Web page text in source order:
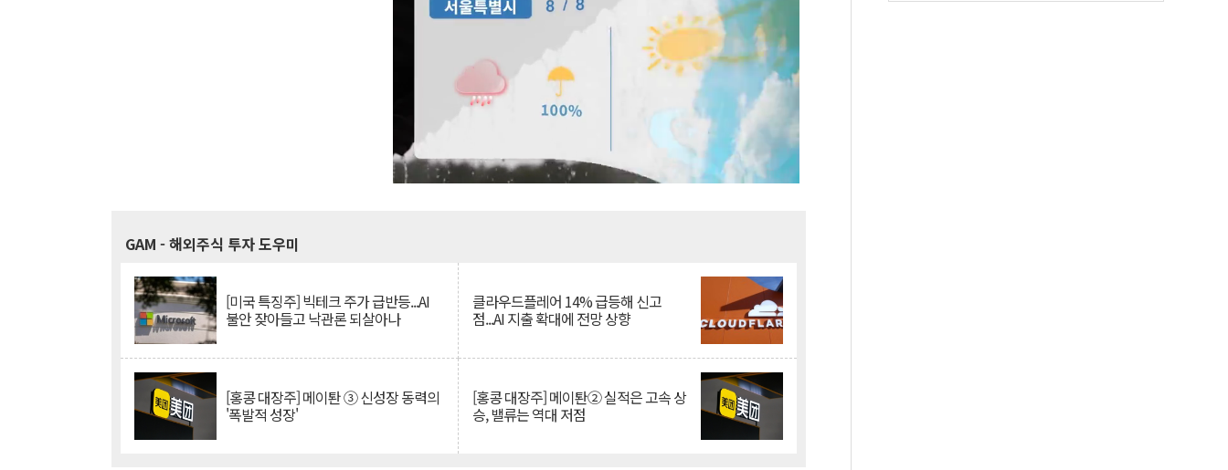
GAM - 해외주식 투자 도우미
[미국 특징주] 빅테크 주가 급반등...AI
불안 잦아들고 낙관론 되살아나
클라우드플레어 14% 급등해 신고
점...AI 지출 확대에 전망 상향
[홍콩 대장주] 메이퇀 ③ 신성장 동력의
'폭발적 성장'
[홍콩 대장주] 메이퇀② 실적은 고속 상
승, 밸류는 역대 저점